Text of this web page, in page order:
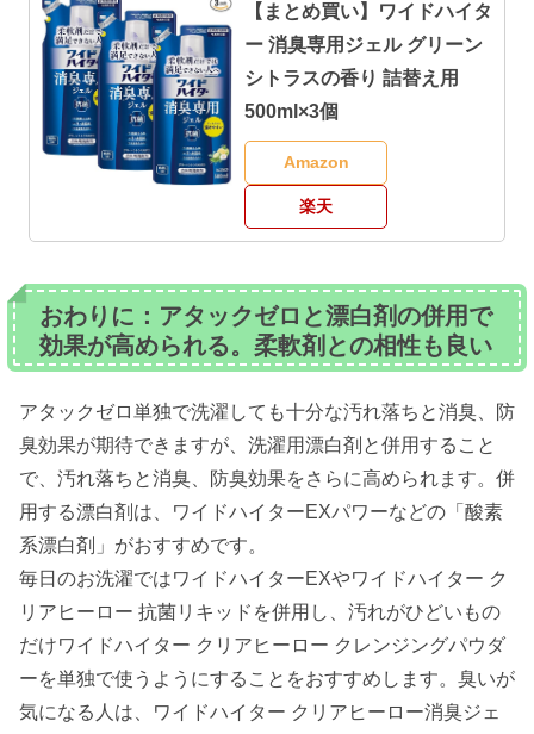
【まとめ買い】ワイドハイタ
ー 消臭専用ジェル グリーン
シトラスの香り 詰替え用
500ml×3個
Amazon
楽天
おわりに：アタックゼロと漂白剤の併用で
効果が高められる。柔軟剤との相性も良い
アタックゼロ単独で洗濯しても十分な汚れ落ちと消臭、防
臭効果が期待できますが、洗濯用漂白剤と併用すること
で、汚れ落ちと消臭、防臭効果をさらに高められます。併
用する漂白剤は、ワイドハイターEXパワーなどの「酸素
系漂白剤」がおすすめです。
毎日のお洗濯ではワイドハイターEXやワイドハイター ク
リアヒーロー 抗菌リキッドを併用し、汚れがひどいもの
だけワイドハイター クリアヒーロー クレンジングパウダ
ーを単独で使うようにすることをおすすめします。臭いが
気になる人は、ワイドハイター クリアヒーロー消臭ジェ